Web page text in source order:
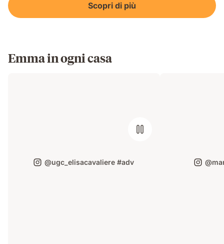
Scopri di più
Emma in ogni casa
@ugc_elisacavaliere #adv